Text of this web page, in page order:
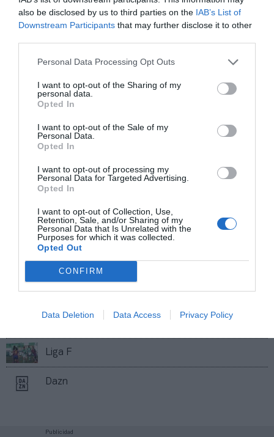
also be disclosed by us to third parties on the IAB’s List of
Downstream Participants that may further disclose it to other
Personal Data Processing Opt Outs
I want to opt-out of the Sharing of my
personal data.
Opted In
I want to opt-out of the Sale of my
Personal Data.
Opted In
I want to opt-out of processing my
Personal Data for Targeted Advertising.
Opted In
I want to opt-out of Collection, Use,
Retention, Sale, and/or Sharing of my
Personal Data that Is Unrelated with the
Purposes for which it was collected.
Opted Out
CONFIRM
Data Deletion Data Access Privacy Policy
2P
Liga F
Dazn
de datos monitoriza en tiempo real el negocio de 60
clubes de LaLiga, Liga F y Primera Federación; 200
La plataforma de datos monitoriza más de 34.000
corresponden al mercado español y más de 8.000 a
propiedades deportivas y competiciones internacionales,
segmentados por competición, tipología de activos,
aproximado de cada acuerdo. Si quieres más
información, contacta con nosotros
Añadir2Playbookcomo fuente preferida de Google
de forma gratuita
ACTIVAR AHORA
Compartir
Publicidad